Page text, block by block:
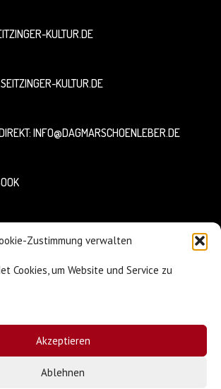
Zustimmung verwalten
Cookies, um Website und Service zu
Akzeptieren
Ablehnen
KULTUR.DE
KULTUR.DE
INFO@DAGMARSCHOENLEBER.DE
Sniffing Dog